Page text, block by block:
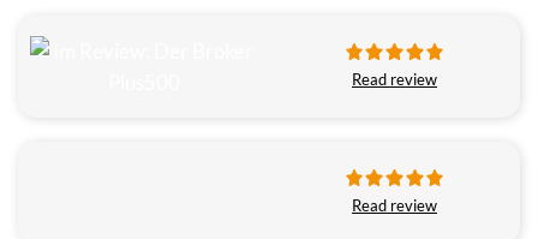
Read review
Read review